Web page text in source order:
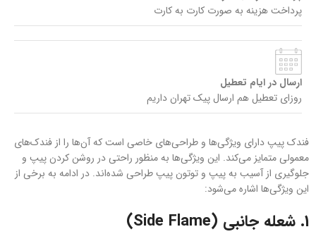
پرداخت هزینه به صورت کارت به کارت
ارسال در ایام تعطیل
روزای تعطیل هم ارسال پیک تهران داریم
فندک‌ پیپ دارای ویژگی‌ها و طراحی‌های خاصی است که آن‌ها را از فندک‌های
معمولی متمایز می‌کند. این ویژگی‌ها به منظور راحتی در روشن کردن پیپ و
جلوگیری از آسیب به پیپ و توتون پیپ طراحی شده‌اند. در ادامه به برخی از
این ویژگی‌ها اشاره می‌شود:
1. شعله جانبی (Side Flame)